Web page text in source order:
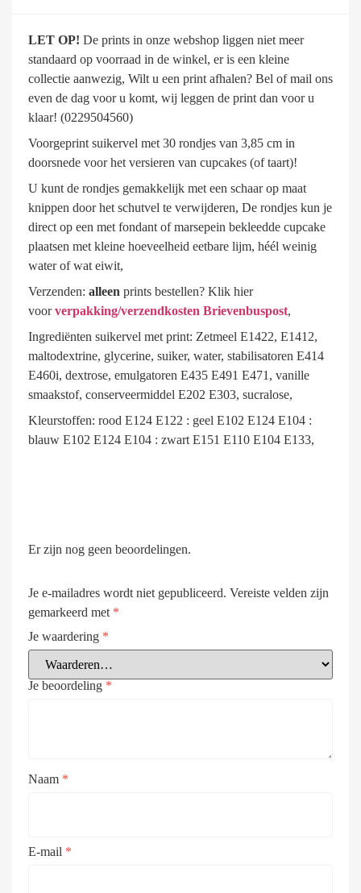
LET OP! De prints in onze webshop liggen niet meer
standaard op voorraad in de winkel, er is een kleine
collectie aanwezig, Wilt u een print afhalen? Bel of mail ons
even de dag voor u komt, wij leggen de print dan voor u
klaar! (0229504560)
Voorgeprint suikervel met 30 rondjes van 3,85 cm in
doorsnede voor het versieren van cupcakes (of taart)!
U kunt de rondjes gemakkelijk met een schaar op maat
knippen door het schutvel te verwijderen, De rondjes kun je
direct op een met fondant of marsepein bekleedde cupcake
plaatsen met kleine hoeveelheid eetbare lijm, héél weinig
water of wat eiwit,
Verzenden: alleen prints bestellen? Klik hier
voorverpakking/verzendkosten Brievenbuspost,
Ingrediënten suikervel met print: Zetmeel E1422, E1412,
maltodextrine, glycerine, suiker, water, stabilisatoren E414
E460i, dextrose, emulgatoren E435 E491 E471, vanille
smaakstof, conserveermiddel E202 E303, sucralose,
Kleurstoffen: rood E124 E122 : geel E102 E124 E104 :
blauw E102 E124 E104 : zwart E151 E110 E104 E133,
Er zijn nog geen beoordelingen.
Je e-mailadres wordt niet gepubliceerd. Vereiste velden zijn
gemarkeerd met *
Je waardering *
Je beoordeling *
Naam *
E-mail *